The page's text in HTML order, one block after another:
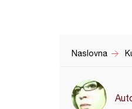
Naslovna